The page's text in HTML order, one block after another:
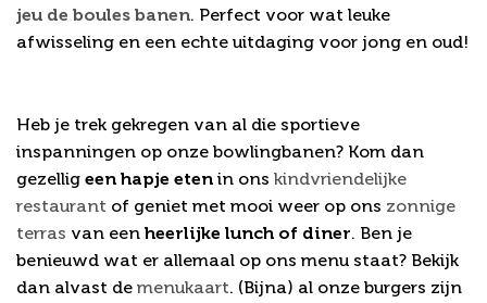
jeu de boules banen. Perfect voor wat leuke
afwisseling en een echte uitdaging voor jong en oud!
Heb je trek gekregen van al die sportieve
inspanningen op onze bowlingbanen? Kom dan
gezellig een hapje eten in ons kindvriendelijke
restaurant of geniet met mooi weer op ons zonnige
terras van een heerlijke lunch of diner. Ben je
benieuwd wat er allemaal op ons menu staat? Bekijk
dan alvast de menukaart. (Bijna) al onze burgers zijn